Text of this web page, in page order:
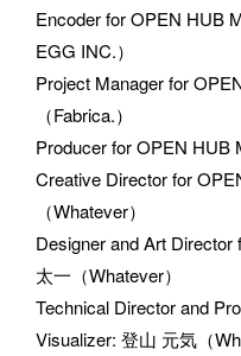
Encoder for OPEN HUB
EGG INC.）
Project Manager for
（Fabrica.）
Producer for OPEN HUB
Creative Director for
（Whatever）
Designer and Art
太一（Whatever）
Technical Director and
Visualizer: 登山 元気（